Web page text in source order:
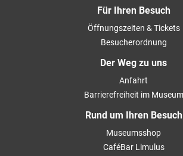
Für Ihren Besuch
Öffnungszeiten & Tickets
Besucherordnung
Der Weg zu uns
Anfahrt
Barrierefreiheit im Museum
Rund um Ihren Besuch
Museumsshop
CaféBar Limulus